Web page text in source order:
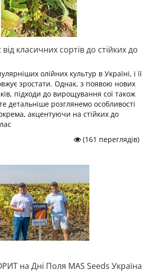
класичних сортів до стійких до
олійних культур в Україні, і її
зростати. Однак, з появою нових
підходи до вирощування сої також
детальніше розглянемо особливості
акцентуючи на стійких до
(161 переглядів)
на Дні Поля MAS Seeds Україна